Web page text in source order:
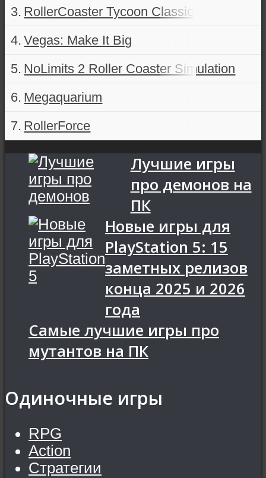
RollerCoaster Tycoon Classic
Vegas: Make It Big
NoLimits 2 Roller Coaster Simulation
Megaquarium
RollerForce
Лучшие игры
про демонов на
ПК
Новые игры для
PlayStation 5: 15
заметных релизов
конца 2025 и 2026
года
Самые лучшие игры про
мутантов на ПК
Одиночные игры
RPG
Action
Стратегии